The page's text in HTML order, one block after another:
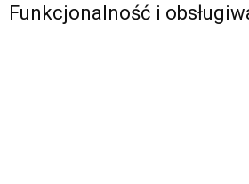
Funkcjonalność i